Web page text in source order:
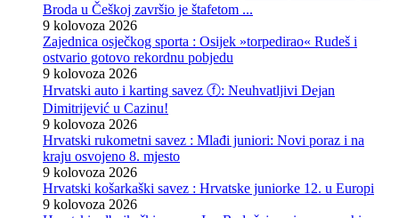
Broda u Češkoj završio je štafetom ...
9 kolovoza 2026
Zajednica osječkog sporta : Osijek »torpedirao« Rudeš i
ostvario gotovo rekordnu pobjedu
9 kolovoza 2026
Hrvatski auto i karting savez ⓕ: Neuhvatljivi Dejan
Dimitrijević u Cazinu!
9 kolovoza 2026
Hrvatski rukometni savez : Mlađi juniori: Novi poraz i na
kraju osvojeno 8. mjesto
9 kolovoza 2026
Hrvatski košarkaški savez : Hrvatske juniorke 12. u Europi
9 kolovoza 2026